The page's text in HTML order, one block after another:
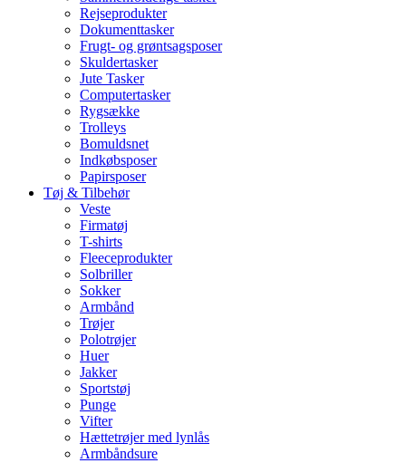
Rejseprodukter
Dokumenttasker
Frugt- og grøntsagsposer
Skuldertasker
Jute Tasker
Computertasker
Rygsække
Trolleys
Bomuldsnet
Indkøbsposer
Papirsposer
Tøj & Tilbehør
Veste
Firmatøj
T-shirts
Fleeceprodukter
Solbriller
Sokker
Armbånd
Trøjer
Polotrøjer
Huer
Jakker
Sportstøj
Punge
Vifter
Hættetrøjer med lynlås
Armbåndsure